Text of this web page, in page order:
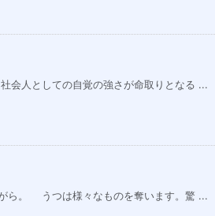
人としての自覚の強さが命取りとなる ...
ら。 うつは様々なものを奪います。驚 ...